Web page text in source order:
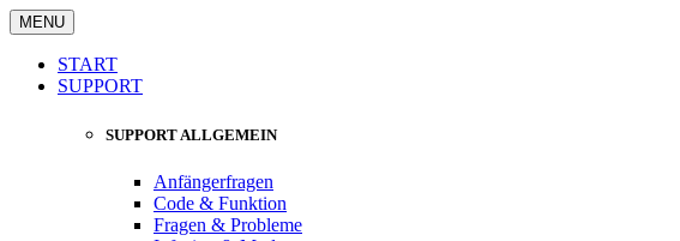
MENU
START
SUPPORT
SUPPORT ALLGEMEIN
Anfängerfragen
Code & Funktion
Fragen & Probleme